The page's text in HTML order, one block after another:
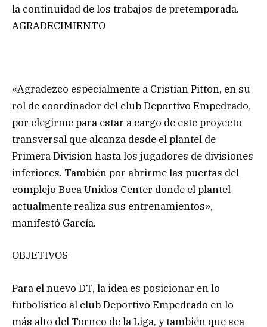
la continuidad de los trabajos de pretemporada.
AGRADECIMIENTO
«Agradezco especialmente a Cristian Pitton, en su
rol de coordinador del club Deportivo Empedrado,
por elegirme para estar a cargo de este proyecto
transversal que alcanza desde el plantel de
Primera Division hasta los jugadores de divisiones
inferiores. También por abrirme las puertas del
complejo Boca Unidos Center donde el plantel
actualmente realiza sus entrenamientos»,
manifestó García.
OBJETIVOS
Para el nuevo DT, la idea es posicionar en lo
futbolístico al club Deportivo Empedrado en lo
más alto del Torneo de la Liga, y también que sea